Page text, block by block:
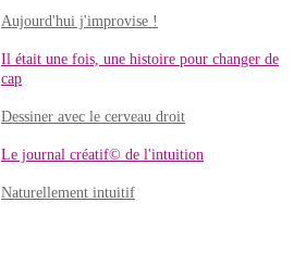
Aujourd'hui j'improvise !
Il était une fois, une histoire pour changer de
cap
Dessiner avec le cerveau droit
Le journal créatif© de l'intuition
Naturellement intuitif